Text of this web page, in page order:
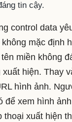
tin cậy.
control data
mặc định
miền không
hiện. Thay
hình ảnh.
để xem hình
thoại xuất hiện